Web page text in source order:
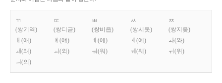
ㄲ
(쌍기역)
ㄸ
(쌍디귿)
ㅃ
(쌍비읍)
ㅆ
(쌍시옷)
ㅉ
(쌍지읒)
ㅐ(애)
ㅒ(얘) ㅔ(에) ㅖ(예)
ㅘ(와)
ㅙ(왜)
ㅚ(외) ㅝ(워) ㅞ(웨)
ㅟ(위)
ㅢ(의)